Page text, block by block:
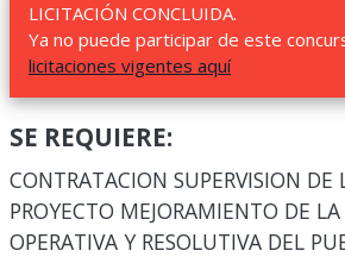
LICITACIÓN CONCLUIDA.
Ya no puede participar de este
licitaciones vigentes aquí
SE REQUIERE:
CONTRATACION SUPERVISION DE
PROYECTO MEJORAMIENTO DE
OPERATIVA Y RESOLUTIVA DEL